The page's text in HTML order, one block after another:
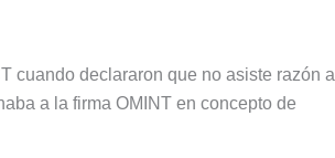
cuando declararon que no asiste razón a
a la firma OMINT en concepto de